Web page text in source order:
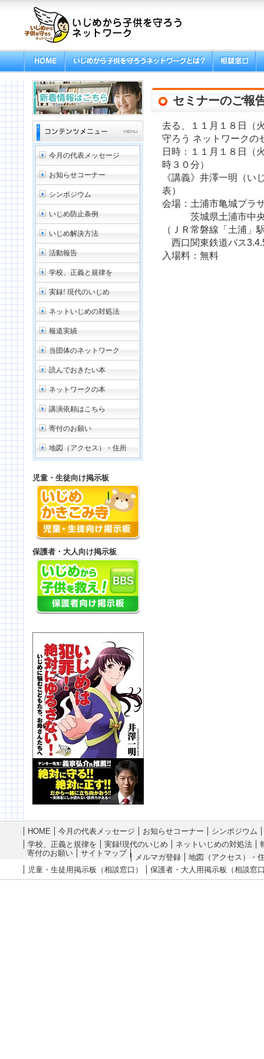
今月の代表メッセージ
お知らせコーナー
シンポジウム
いじめ防止条例
いじめ解決方法
活動報告
学校、正義と規律を
実録! 現代のいじめ
ネットいじめの対処法
報道実績
当団体のネットワーク
読んでおきたい本
ネットワークの本
講演依頼はこちら
寄付のお願い
地図（アクセス）・住所
児童・生徒向け掲示板
保護者・大人向け掲示板
セミナーのご報
去る、１１月１８日（
守ろう ネットワークの
日時：１１月１８日（
時３０分）
《講義》井澤一明（
表）
会場：土浦市亀城プラ
茨城県土浦市中央
（ＪＲ常磐線「土浦」
西口関東鉄道バス
入場料：無料
HOME 今月の代表メッセージ お知らせコーナー
シンポジウム
学校、正義と規律を
実録!現代のいじめ ネットいじめの対処法
寄付のお願い
サイトマップ メルマガ登録
地図（アクセス）・
児童・生徒用掲示板（相談窓口）
保護者・大人用掲示板（相談窓